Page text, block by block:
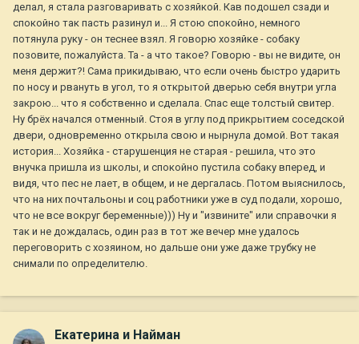
делал, я стала разговаривать с хозяйкой. Кав подошел сзади и
спокойно так пасть разинул и... Я стою спокойно, немного
потянула руку - он теснее взял. Я говорю хозяйке - собаку
позовите, пожалуйста. Та - а что такое? Говорю - вы не видите, он
меня держит?! Сама прикидываю, что если очень быстро ударить
по носу и рвануть в угол, то я открытой дверью себя внутри угла
закрою... что я собственно и сделала. Спас еще толстый свитер.
Ну брёх начался отменный. Стоя в углу под прикрытием соседской
двери, одновременно открыла свою и нырнула домой. Вот такая
история... Хозяйка - старушенция не старая - решила, что это
внучка пришла из школы, и спокойно пустила собаку вперед, и
видя, что пес не лает, в общем, и не дергалась. Потом выяснилось,
что на них почтальоны и соц работники уже в суд подали, хорошо,
что не все вокруг беременные))) Ну и "извините" или справочки я
так и не дождалась, один раз в тот же вечер мне удалось
переговорить с хозяином, но дальше они уже даже трубку не
снимали по определителю.
Екатерина и Найман